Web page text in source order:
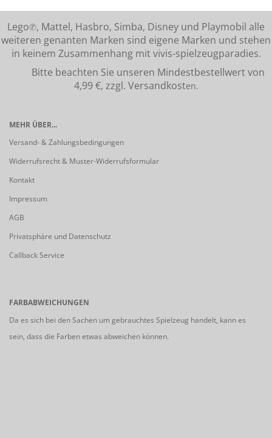
Lego℗, Mattel, Hasbro, Simba, Disney und Playmobil alle
weiteren genanten Marken sind eigene Marken und stehen
in keinem Zusammenhang mit vivis-spielzeugparadies.
Bitte beachten Sie unseren Mindestbestellwert von
4,99 €, zzgl. Versandkosten.
MEHR ÜBER...
Versand- & Zahlungsbedingungen
Widerrufsrecht & Muster-Widerrufsformular
Kontakt
Impressum
AGB
Privatsphäre und Datenschutz
Callback Service
FARBABWEICHUNGEN
Da es sich bei den Sachen um gebrauchtes Spielzeug handelt, kann es
sein, dass die Farben etwas abweichen können.